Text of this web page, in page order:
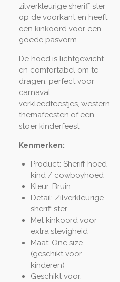
zilverkleurige sheriff ster
op de voorkant en heeft
een kinkoord voor een
goede pasvorm.
De hoed is lichtgewicht
en comfortabel om te
dragen, perfect voor
carnaval,
verkleedfeestjes, western
themafeesten of een
stoer kinderfeest.
Kenmerken:
Product: Sheriff hoed
kind / cowboyhoed
Kleur: Bruin
Detail: Zilverkleurige
sheriff ster
Met kinkoord voor
extra stevigheid
Maat: One size
(geschikt voor
kinderen)
Geschikt voor: